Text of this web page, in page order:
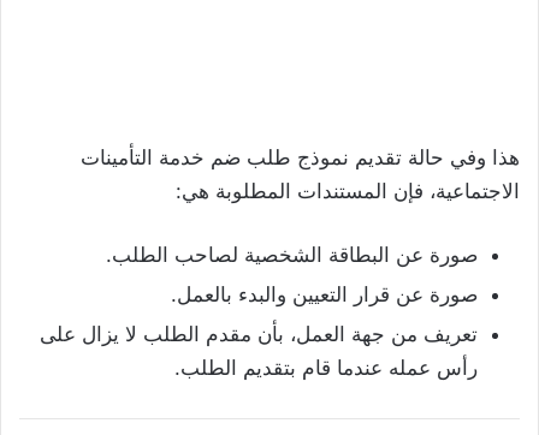
هذا وفي حالة تقديم نموذج طلب ضم خدمة التأمينات
الاجتماعية، فإن المستندات المطلوبة هي:
صورة عن البطاقة الشخصية لصاحب الطلب.
صورة عن قرار التعيين والبدء بالعمل.
تعريف من جهة العمل، بأن مقدم الطلب لا يزال على
رأس عمله عندما قام بتقديم الطلب.